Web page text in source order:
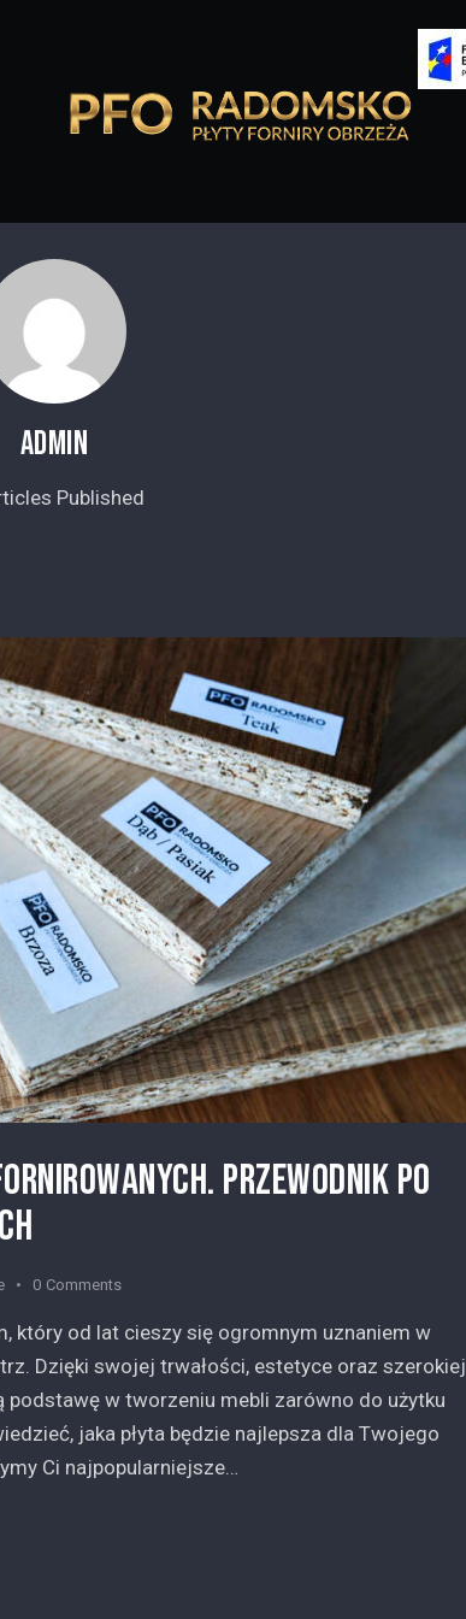
ADMIN
Published
PRZEWODNIK PO
0 Comments
który od lat cieszy się ogromnym uznaniem w
Dzięki swojej trwałości, estetyce oraz szerokiej
w tworzeniu mebli zarówno do użytku
jaka płyta będzie najlepsza dla Twojego
Ci najpopularniejsze…